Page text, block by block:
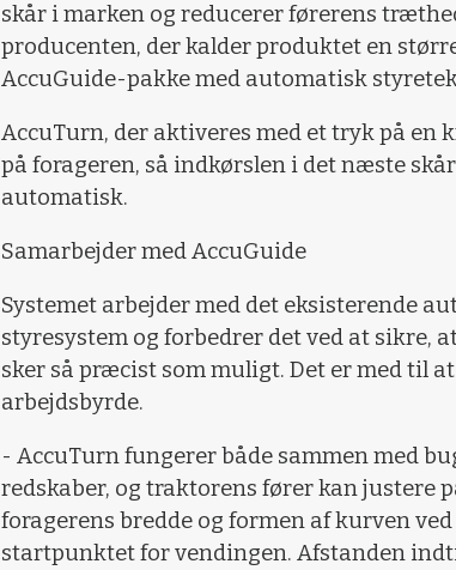
skår i marken og reducerer førerens
producenten, der kalder produktet en
AccuGuide-pakke med automatisk
AccuTurn, der aktiveres med et tryk på en
på forageren, så indkørslen i det næste
automatisk.
Samarbejder med AccuGuide
Systemet arbejder med det eksisterende
styresystem og forbedrer det ved at sikre,
sker så præcist som muligt. Det er med til
arbejdsbyrde.
- AccuTurn fungerer både sammen med
redskaber, og traktorens fører kan justere
foragerens bredde og formen af kurven
startpunktet for vendingen. Afstanden